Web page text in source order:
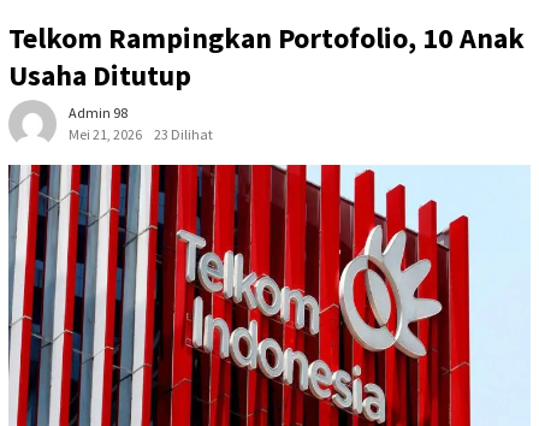
Telkom Rampingkan Portofolio, 10 Anak
Usaha Ditutup
Admin 98
Mei 21, 2026
23 Dilihat